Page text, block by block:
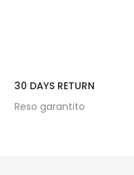
30 DAYS RETURN
Reso garantito